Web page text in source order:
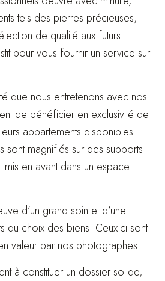
tels des pierres précieuses,
de qualité aux futurs
pour vous fournir un service sur
que nous entretenons avec nos
de bénéficier en exclusivité de
appartements disponibles.
sont magnifiés sur des supports
en avant dans un espace
d’un grand soin et d’une
du choix des biens. Ceux-ci sont
valeur par nos photographes.
à constituer un dossier solide,